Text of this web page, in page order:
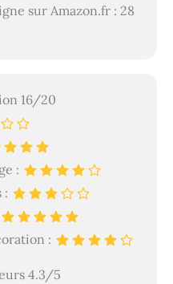
sur Amazon.fr : 28
16/20
:
:
:
4.3/5